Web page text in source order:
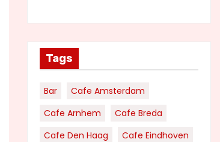
Tags
Bar
Cafe Amsterdam
Cafe Arnhem
Cafe Breda
Cafe Den Haag
Cafe Eindhoven